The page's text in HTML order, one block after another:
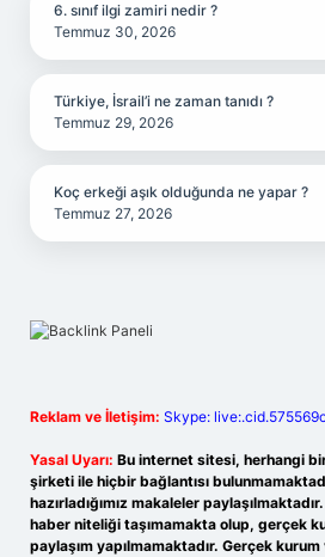
6. sınıf ilgi zamiri nedir ?
Temmuz 30, 2026
Türkiye, İsrail’i ne zaman tanıdı ?
Temmuz 29, 2026
Koç erkeği aşık olduğunda ne yapar ?
Temmuz 27, 2026
Reklam ve İletişim: Skype:
Yasal Uyarı: Bu internet sitesi, herhangi
şirketi ile hiçbir bağlantısı
hazırladığımız makaleler
haber niteliği taşımamakta olup, gerçek
paylaşım yapılmamaktadır. Gerçek